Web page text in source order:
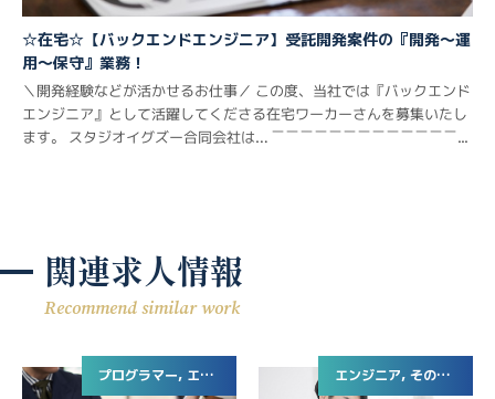
☆在宅☆【バックエンドエンジニア】受託開発案件の『開発～運
用～保守』業務！
＼開発経験などが活かせるお仕事／ この度、当社では『バックエンド
エンジニア』として活躍してくださる在宅ワーカーさんを募集いたし
ます。 スタジオイグズー合同会社は… ￣￣￣￣￣￣￣￣￣￣￣￣￣...
関連求人情報
Recommend similar work
プログラマー, エンジニア エンジニア, その他WEB系専門職